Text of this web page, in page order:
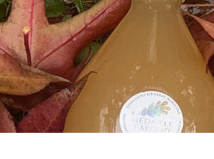
Snack/Apéritif
Repas Box